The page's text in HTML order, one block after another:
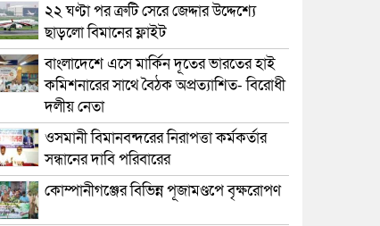
২২ ঘণ্টা পর ত্রুটি সেরে জেদ্দার উদ্দেশ্যে
ছাড়লো বিমানের ফ্লাইট
বাংলাদেশে এসে মার্কিন দূতের ভারতের হাই
কমিশনারের সাথে বৈঠক অপ্রত্যাশিত- বিরোধী
দলীয় নেতা
ওসমানী বিমানবন্দরের নিরাপত্তা কর্মকর্তার
সন্ধানের দাবি পরিবারের
কোম্পানীগঞ্জের বিভিন্ন পূজামণ্ডপে বৃক্ষরোপণ